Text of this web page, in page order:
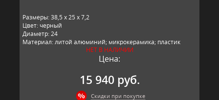
Размеры: 38,5 x 25 x 7,2
Цвет: черный
Диаметр: 24
Материал: литой алюминий; микрокерамика; пластик
Производитель: BAF, Германия
НЕТ В НАЛИЧИИ
Цена:
15 940 руб.
Скидки при покупке